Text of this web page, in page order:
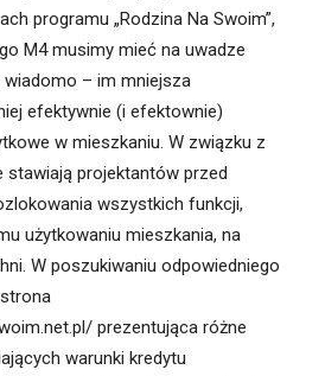
programu „Rodzina Na Swoim”,
M4 musimy mieć na uwadze
wiadomo – im mniejsza
efektywnie (i efektownie)
w mieszkaniu. W związku z
projektantów przed
wszystkich funkcji,
użytkowaniu mieszkania, na
W poszukiwaniu odpowiedniego
prezentująca różne
warunki kredytu